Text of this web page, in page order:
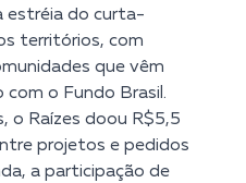
estréia do curta-
territórios, com
que vêm
o Fundo Brasil.
o Raízes doou R$5,5
projetos e pedidos
a participação de